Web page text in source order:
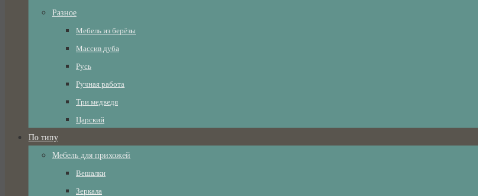
Разное
Мебель из берёзы
Массив дуба
Русь
Ручная работа
Три медведя
Царский
По типу
Мебель для прихожей
Вешалки
Зеркала